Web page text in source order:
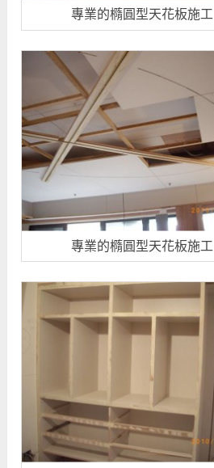
專業的橢圓型天花板施工
專業的橢圓型天花板施工